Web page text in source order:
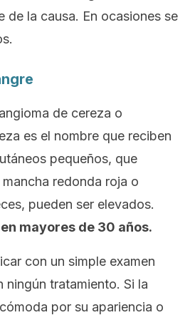
de la causa. En ocasiones se
de cereza o
es el nombre que reciben
pequeños, que
redonda roja o
pueden ser elevados.
mayores de 30 años.
con un simple examen
ningún tratamiento. Si la
por su apariencia o